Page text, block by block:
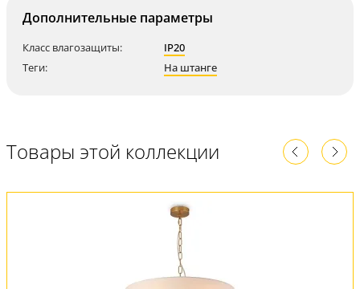
Дополнительные параметры
Класс влагозащиты:
IP20
Теги:
На штанге
Товары этой коллекции